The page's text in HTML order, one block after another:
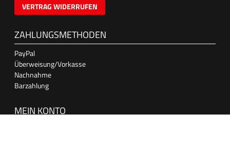
VERTRAG WIDERRUFEN
ZAHLUNGSMETHODEN
PayPal
Überweisung/Vorkasse
Nachnahme
Barzahlung
MEIN KONTO